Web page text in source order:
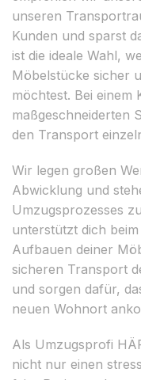
unseren
Kunden und sparst
ist die ideale Wahl,
Möbelstücke sicher
möchtest. Bei einem
maßgeschneiderten
den Transport
Wir legen großen
Abwicklung und
Umzugsprozesses
unterstützt dich
Aufbauen deiner
sicheren Transport
und sorgen dafür,
neuen Wohnort
Als Umzugsprofi
nicht nur einen